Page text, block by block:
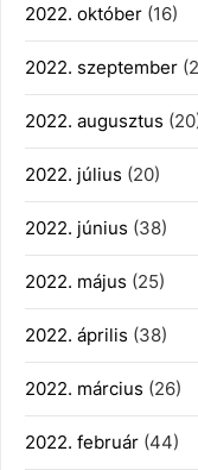
2022. október (16)
2022. szeptember
2022. augusztus
2022. július (20)
2022. június (38)
2022. május (25)
2022. április (38)
2022. március (26)
2022. február (44)